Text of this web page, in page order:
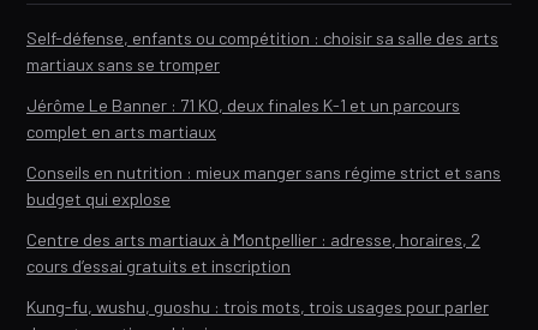
Self-défense, enfants ou compétition : choisir sa salle des arts
martiaux sans se tromper
Jérôme Le Banner : 71 KO, deux finales K-1 et un parcours
complet en arts martiaux
Conseils en nutrition : mieux manger sans régime strict et sans
budget qui explose
Centre des arts martiaux à Montpellier : adresse, horaires, 2
cours d’essai gratuits et inscription
Kung-fu, wushu, guoshu : trois mots, trois usages pour parler